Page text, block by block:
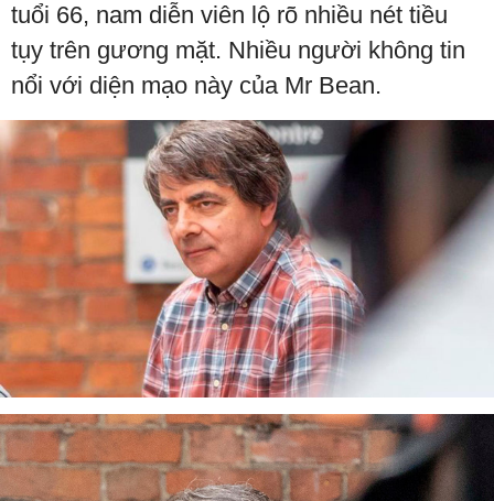
tuổi 66, nam diễn viên lộ rõ nhiều nét tiều
tụy trên gương mặt. Nhiều người không tin
nổi với diện mạo này của Mr Bean.